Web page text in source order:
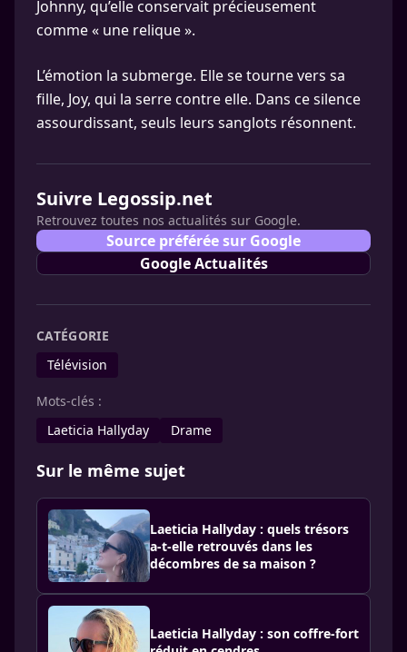
Johnny, qu’elle conservait précieusement
comme « une relique ».
L’émotion la submerge. Elle se tourne vers sa
fille, Joy, qui la serre contre elle. Dans ce silence
assourdissant, seuls leurs sanglots résonnent.
Suivre Legossip.net
Retrouvez toutes nos actualités sur Google.
Source préférée sur Google
Google Actualités
CATÉGORIE
Télévision
Mots-clés :
Laeticia Hallyday
Drame
Sur le même sujet
Laeticia Hallyday : quels trésors
a-t-elle retrouvés dans les
décombres de sa maison ?
Laeticia Hallyday : son coffre-fort